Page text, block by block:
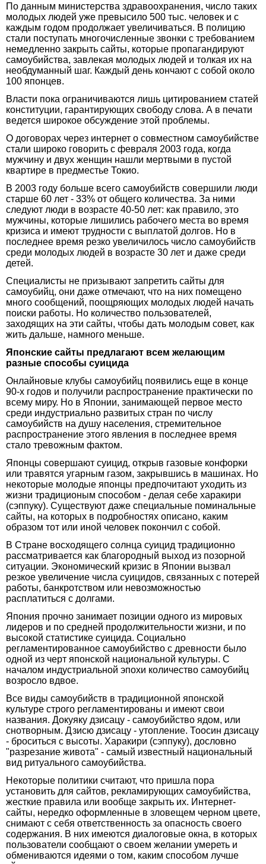
По данным министерства здравоохранения, число таких
молодых людей уже превысило 500 тыс. человек и с
каждым годом продолжает увеличиваться. В полицию
стали поступать многочисленные звонки с требованием
немедленно закрыть сайты, которые пропагандируют
самоубийства, завлекая молодых людей и толкая их на
необдуманный шаг. Каждый день кончают с собой около
100 японцев.
Власти пока ограничиваются лишь цитированием статей
конституции, гарантирующих свободу слова. А в печати
ведется широкое обсуждение этой проблемы.
О договорах через интернет о совместном самоубийстве
стали широко говорить с февраля 2003 года, когда
мужчину и двух женщин нашли мертвыми в пустой
квартире в предместье Токио.
В 2003 году больше всего самоубийств совершили люди
старше 60 лет - 33% от общего количества. За ними
следуют люди в возрасте 40-50 лет: как правило, это
мужчины, которые лишились рабочего места во время
кризиса и имеют трудности с выплатой долгов. Но в
последнее время резко увеличилось число самоубийств
среди молодых людей в возрасте 30 лет и даже среди
детей.
Специалисты не призывают запретить сайты для
самоубийц, они даже отмечают, что на них помещено
много сообщений, поощряющих молодых людей начать
поиски работы. Но количество пользователей,
заходящих на эти сайты, чтобы дать молодым совет, как
жить дальше, намного меньше.
Японские сайты предлагают всем желающим
разные способы суицида
Онлайновые клубы самоубийц появились еще в конце
90-х годов и получили распространение практически по
всему миру. Но в Японии, занимающей первое место
среди индустриально развитых стран по числу
самоубийств на душу населения, стремительное
распространение этого явления в последнее время
стало тревожным фактом.
Японцы совершают суицид, открыв газовые конфорки
или травятся угарным газом, закрывшись в машинах. Но
некоторые молодые японцы предпочитают уходить из
жизни традиционым способом - делая себе харакири
(сэппуку). Существуют даже специальные поминальные
сайты, на которых в подробностях описано, каким
образом тот или иной человек покончил с собой.
В Стране восходящего солнца суицид традиционно
рассматривается как благородный выход из позорной
ситуации. Экономический кризис в Японии вызвал
резкое увеличение числа суицидов, связанных с потерей
работы, банкротством или невозможностью
расплатиться с долгами.
Япония прочно занимает позиции одного из мировых
лидеров и по средней продолжительности жизни, и по
высокой статистике суицида. Социально
регламентированное самоубийство с древности было
одной из черт японской национальной культуры. С
началом индустриальной эпохи количество самоубийц
возросло вдвое.
Все виды самоубийств в традиционной японской
культуре строго регламентированы и имеют свои
названия. Докуяку дзисацу - самоубийство ядом, или
снотворным. Дзисю дзисацу - утопление. Тоосин дзисацу
- броситься с высоты. Харакири (сэппуку), дословно
"разрезание живота" - самый известный национальный
вид ритуального самоубийства.
Некоторые политики считают, что пришла пора
установить для сайтов, рекламирующих самоубийства,
жесткие правила или вообще закрыть их. Интернет-
сайты, нередко оформленные в зловещем черном цвете,
снимают с себя ответственность за опасность своего
содержания. В них имеются диалоговые окна, в которых
пользователи сообщают о своем желании умереть и
обмениваются идеями о том, каким способом лучше